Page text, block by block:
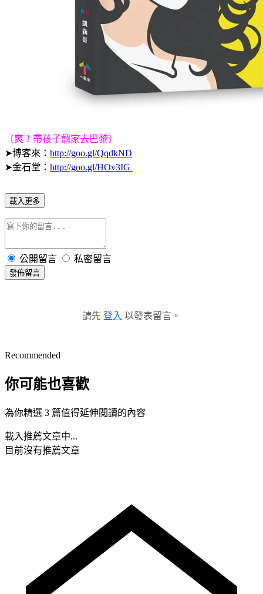
〔爽！帶孩子翹家去巴黎〕
➤博客來： http://goo.gl/QqdkND
➤金石堂： http://goo.gl/HOv3IG
載入更多
公開留言 私密留言
發佈留言
請先 登入 以發表留言。
Recommended
你可能也喜歡
為你精選 3 篇值得延伸閱讀的內容
載入推薦文章中...
目前沒有推薦文章